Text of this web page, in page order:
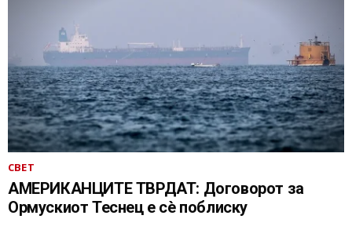
СВЕТ
АМЕРИКАНЦИТЕ ТВРДАТ: Договорот за
Ормускиот Теснец е сè поблиску